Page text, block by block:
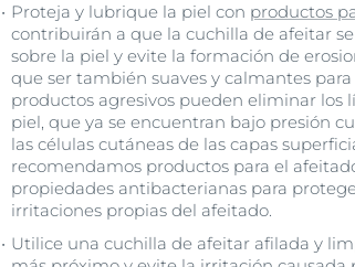
Proteja y lubrique la piel con productos
contribuirán a que la cuchilla de afeitar
sobre la piel y evite la formación de
que ser también suaves y calmantes
productos agresivos pueden eliminar los
piel, que ya se encuentran bajo presión
las células cutáneas de las capas
recomendamos productos para el
propiedades antibacterianas para
irritaciones propias del afeitado.
Utilice una cuchilla de afeitar afilada y